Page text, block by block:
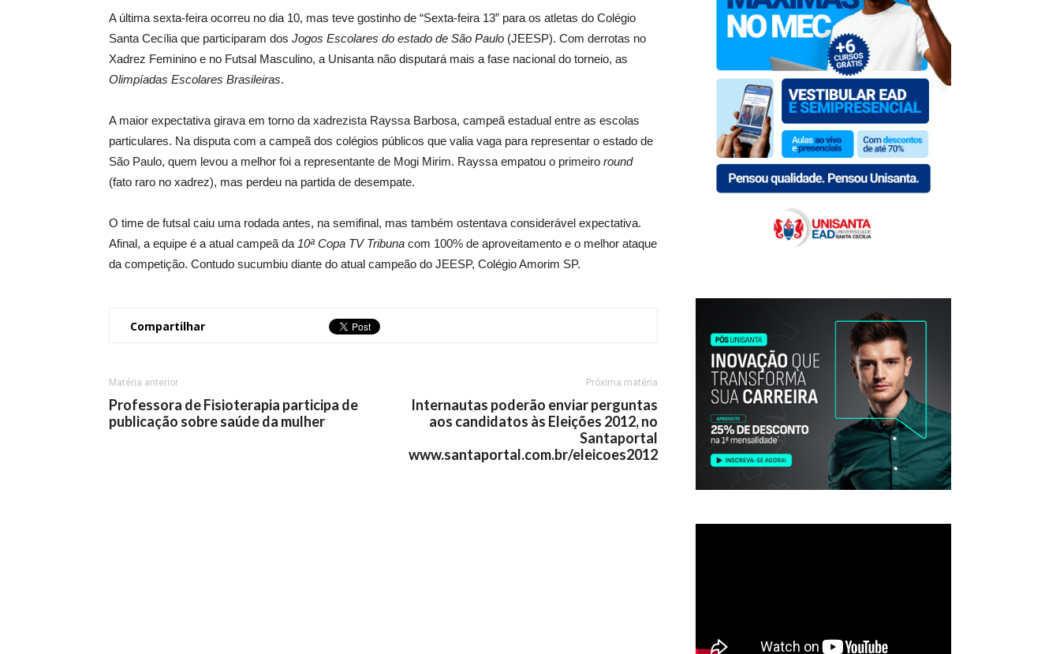
A última sexta-feira ocorreu no dia 10, mas teve gostinho de “Sexta-feira 13” para os atletas do Colégio
Santa Cecília que participaram dos Jogos Escolares do estado de São Paulo (JEESP). Com derrotas no
Xadrez Feminino e no Futsal Masculino, a Unisanta não disputará mais a fase nacional do torneio, as
Olimpíadas Escolares Brasileiras.
A maior expectativa girava em torno da xadrezista Rayssa Barbosa, campeã estadual entre as escolas
particulares. Na disputa com a campeã dos colégios públicos que valia vaga para representar o estado de
São Paulo, quem levou a melhor foi a representante de Mogi Mirim. Rayssa empatou o primeiro round
(fato raro no xadrez), mas perdeu na partida de desempate.
O time de futsal caiu uma rodada antes, na semifinal, mas também ostentava considerável expectativa.
Afinal, a equipe é a atual campeã da 10ª Copa TV Tribuna com 100% de aproveitamento e o melhor ataque
da competição. Contudo sucumbiu diante do atual campeão do JEESP, Colégio Amorim SP.
Compartilhar
Matéria anterior
Professora de Fisioterapia participa de
publicação sobre saúde da mulher
Próxima matéria
Internautas poderão enviar perguntas
aos candidatos às Eleições 2012, no
Santaportal
www.santaportal.com.br/eleicoes2012